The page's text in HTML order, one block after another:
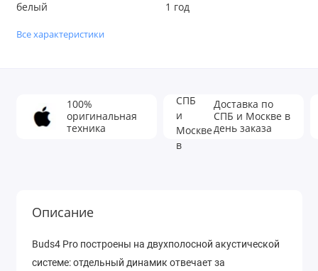
белый 1 год
Все характеристики
100%
оригинальная
техника
Доставка по
СПБ и Москве в
день заказа
Описание
Buds4 Pro построены на двухполосной акустической
системе: отдельный динамик отвечает за